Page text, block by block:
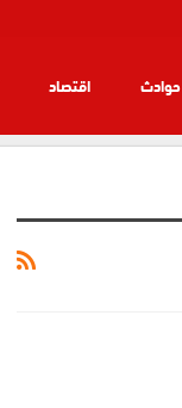
حوادث اقتصاد